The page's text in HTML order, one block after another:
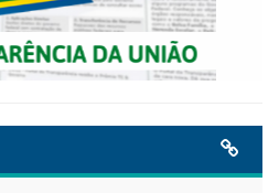
– 2026
14 de maio de 2026
VER TODAS NOTÍCIAS